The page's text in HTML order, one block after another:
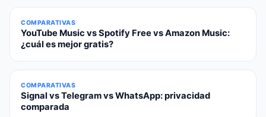
COMPARATIVAS
YouTube Music vs Spotify Free vs Amazon Music:
¿cuál es mejor gratis?
COMPARATIVAS
Signal vs Telegram vs WhatsApp: privacidad
comparada